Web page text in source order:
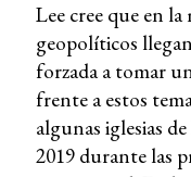
Lee cree que en
geopolíticos
forzada a tomar
frente a estos
algunas iglesias
2019 durante las